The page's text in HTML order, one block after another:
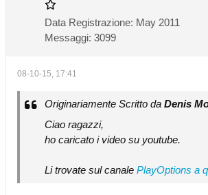
Data Registrazione: May 2011
Messaggi: 3099
08-10-15, 17:41
Originariamente Scritto da Denis
Ciao ragazzi,
ho caricato i video su youtube.
Li trovate sul canale PlayOptions a